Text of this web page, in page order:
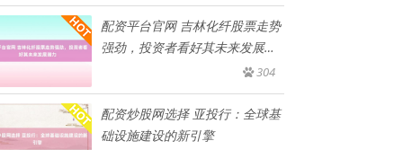
配资平台官网 吉林化纤股票走势
强劲，投资者看好其未来发展潜
304
配资炒股网选择 亚投行：全球基
础设施建设的新引擎